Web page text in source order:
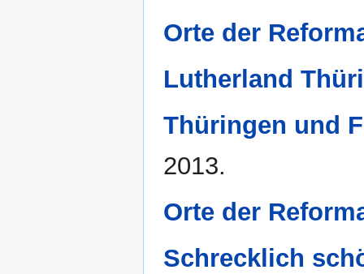
Orte der
Lutherland
Thüringen und
2013.
Orte der
Schrecklich